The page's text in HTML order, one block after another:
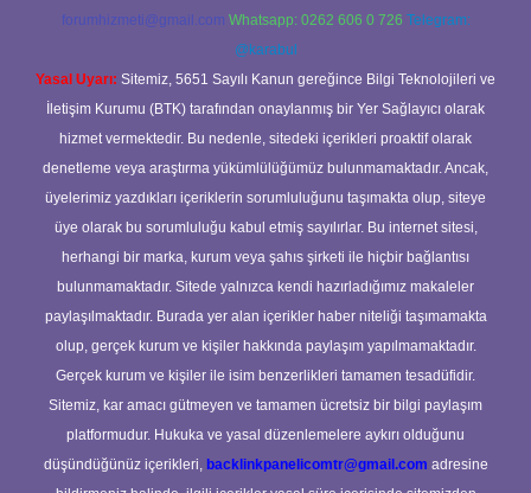
forumhizmeti@gmail.com Whatsapp: 0262 606 0 726 Telegram:
@karabul
Yasal Uyarı: Sitemiz, 5651 Sayılı Kanun gereğince Bilgi Teknolojileri ve
İletişim Kurumu (BTK) tarafından onaylanmış bir Yer Sağlayıcı olarak
hizmet vermektedir. Bu nedenle, sitedeki içerikleri proaktif olarak
denetleme veya araştırma yükümlülüğümüz bulunmamaktadır. Ancak,
üyelerimiz yazdıkları içeriklerin sorumluluğunu taşımakta olup, siteye
üye olarak bu sorumluluğu kabul etmiş sayılırlar. Bu internet sitesi,
herhangi bir marka, kurum veya şahıs şirketi ile hiçbir bağlantısı
bulunmamaktadır. Sitede yalnızca kendi hazırladığımız makaleler
paylaşılmaktadır. Burada yer alan içerikler haber niteliği taşımamakta
olup, gerçek kurum ve kişiler hakkında paylaşım yapılmamaktadır.
Gerçek kurum ve kişiler ile isim benzerlikleri tamamen tesadüfidir.
Sitemiz, kar amacı gütmeyen ve tamamen ücretsiz bir bilgi paylaşım
platformudur. Hukuka ve yasal düzenlemelere aykırı olduğunu
düşündüğünüz içerikleri, backlinkpanelicomtr@gmail.com adresine